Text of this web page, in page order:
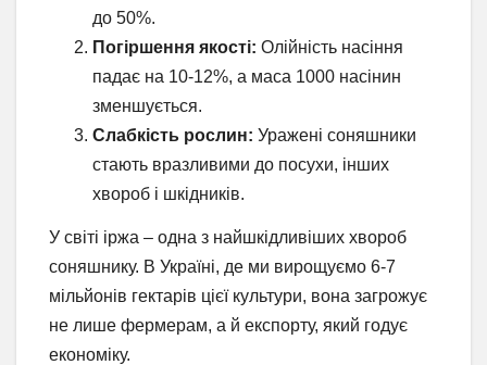
до 50%.
Погіршення якості: Олійність насіння
падає на 10-12%, а маса 1000 насінин
зменшується.
Слабкість рослин: Уражені соняшники
стають вразливими до посухи, інших
хвороб і шкідників.
У світі іржа – одна з найшкідливіших хвороб
соняшнику. В Україні, де ми вирощуємо 6-7
мільйонів гектарів цієї культури, вона загрожує
не лише фермерам, а й експорту, який годує
економіку.